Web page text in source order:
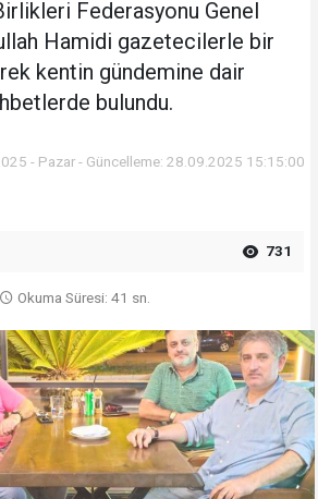
Federasyonu Genel
Hamidi gazetecilerle bir
kentin gündemine dair
bulundu.
- Pazar - Güncelleme: 28.09.2025 15:15:00
731
Okuma Süresi: 41 sn.